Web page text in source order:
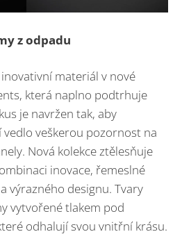
z odpadu
materiál v nové
která naplno podtrhuje
je navržen tak, aby
veškerou pozornost na
Nová kolekce ztělesňuje
inovace, řemeslné
výrazného designu. Tvary
vytvořené tlakem pod
odhalují svou vnitřní krásu.